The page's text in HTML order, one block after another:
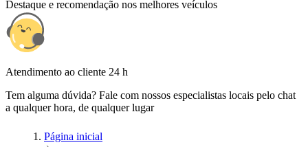
Destaque e recomendação nos melhores veículos
Atendimento ao cliente 24 h
Tem alguma dúvida? Fale com nossos especialistas locais pelo chat
a qualquer hora, de qualquer lugar
Página inicial